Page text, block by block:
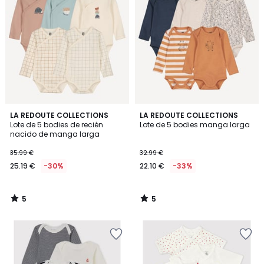
LA REDOUTE COLLECTIONS
Lote de 5 bodies de recién
nacido de manga larga
35.99 €
25.19 € -30%
5
/
5
5
/
LA REDOUTE COLLECTIONS
Lote de 5 bodies manga larga
32.99 €
22.10 € -33%
5
/
5
/